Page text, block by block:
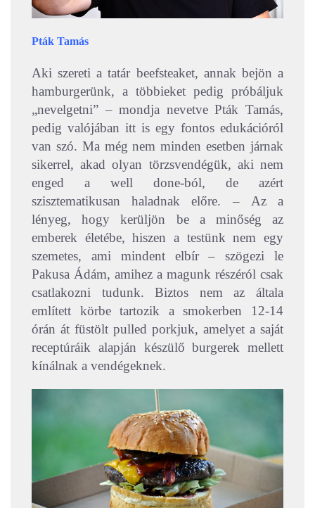
Pták Tamás
Aki szereti a tatár beefsteaket, annak bejön a
hamburgerünk, a többieket pedig próbáljuk
„nevelgetni” – mondja nevetve Pták Tamás,
pedig valójában itt is egy fontos edukációról
van szó. Ma még nem minden esetben járnak
sikerrel, akad olyan törzsvendégük, aki nem
enged a well done-ból, de azért
szisztematikusan haladnak előre. – Az a
lényeg, hogy kerüljön be a minőség az
emberek életébe, hiszen a testünk nem egy
szemetes, ami mindent elbír – szögezi le
Pakusa Ádám, amihez a magunk részéról csak
csatlakozni tudunk. Biztos nem az általa
említett körbe tartozik a smokerben 12-14
órán át füstölt pulled porkjuk, amelyet a saját
receptúráik alapján készülő burgerek mellett
kínálnak a vendégeknek.